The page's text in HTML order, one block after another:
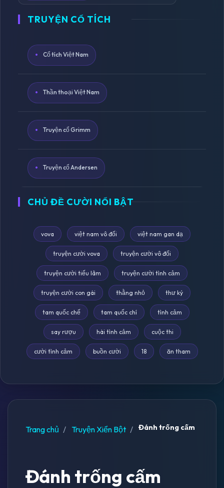
TRUYỆN CỔ TÍCH
Cổ tích Việt Nam
Thần thoại Việt Nam
Truyện cổ Grimm
Truyện cổ Andersen
CHỦ ĐỀ CƯỜI NỔI BẬT
vova việt nam vô đối việt nam gan dạ
truyện cười vova truyện cười vô đối
truyện cười tiếu lâm truyện cười tình cảm
truyện cười con gái thằng nhỏ thư ký
tam quốc chế tam quốc chí tình cảm
say rượu hài tình cảm cuộc thi
cười tình cảm buồn cười 18 ăn tham
Trang chủ Truyện Xiển Bột Đánh trống cấm
Đánh trống cấm